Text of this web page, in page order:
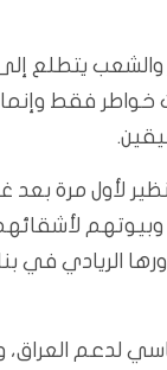
يتطلع
خواطر فقط
لأول مرة بعد
وبيوتهم
الريادي في
لدعم